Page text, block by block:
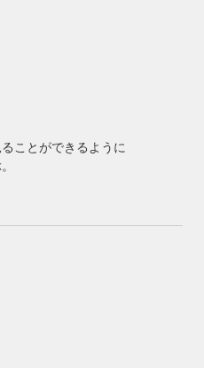
ことができるように